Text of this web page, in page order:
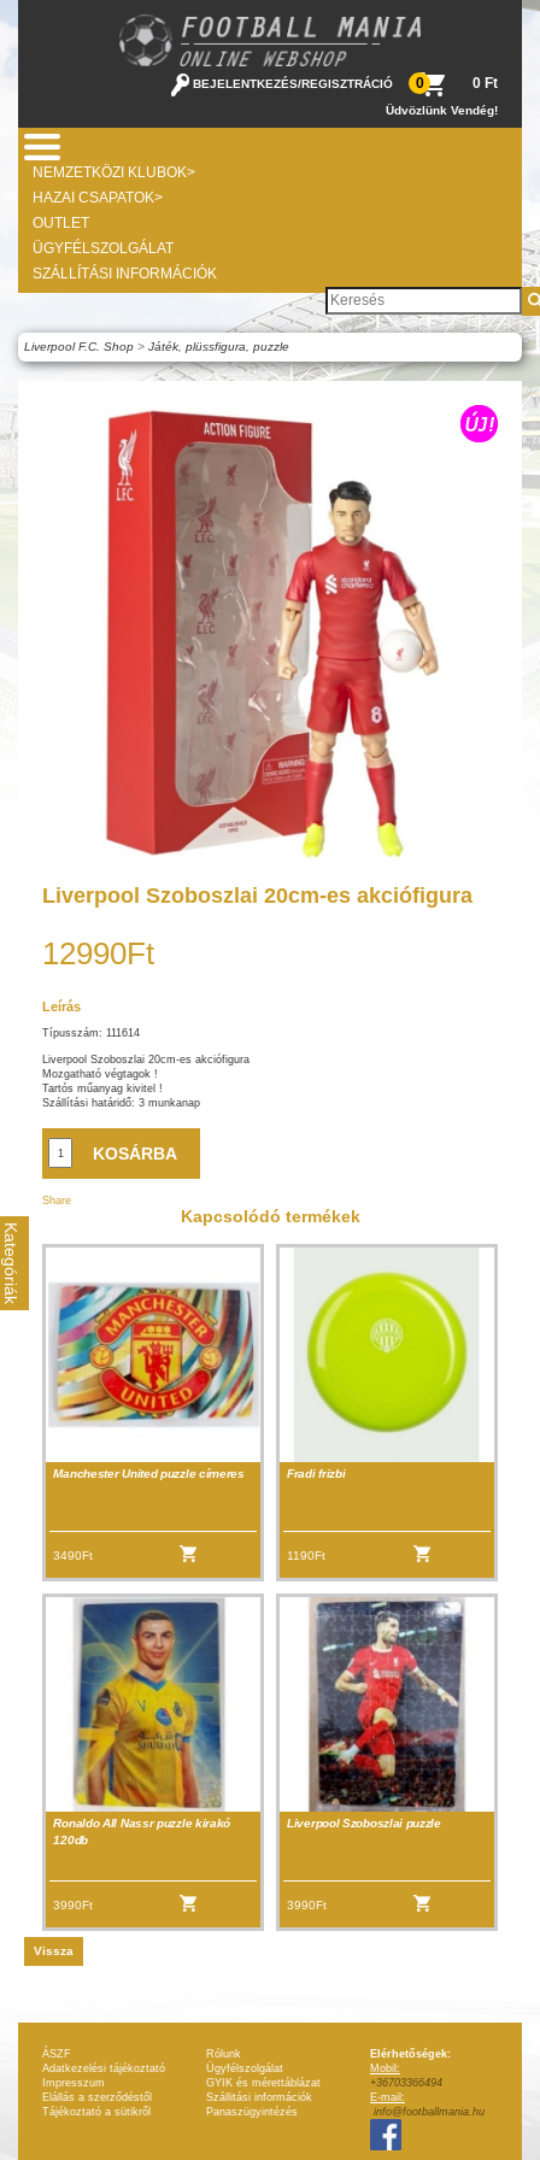
BEJELENTKEZÉS/REGISZTRÁCIÓ 0 0 Ft
Üdvözlünk Vendég!
NEMZETKÖZI KLUBOK>
HAZAI CSAPATOK>
OUTLET
ÜGYFÉLSZOLGÁLAT
SZÁLLÍTÁSI INFORMÁCIÓK
Kategóriák
Liverpool F.C. Shop > Játék, plüssfigura, puzzle
Liverpool Szoboszlai 20cm-es akciófigura
12990Ft
Leírás
Típusszám: 111614
Liverpool Szoboszlai 20cm-es akciófigura
Mozgatható végtagok !
Tartós műanyag kivitel !
Szállítási határidő: 3 munkanap
Share
Kapcsolódó termékek
Manchester United puzzle címeres
3490Ft
Fradi frizbi
1190Ft
Ronaldo All Nassr puzzle kirakó
120db
3990Ft
Liverpool Szoboszlai puzzle
3990Ft
Vissza
ÁSZF
Adatkezelési tájékoztató
Impresszum
Elállás a szerződéstől
Tájékoztató a sütikről
Rólunk
Ügyfélszolgálat
GYIK és mérettáblázat
Szállitási információk
Panaszügyintézés
Elérhetőségek:
Mobil:
+36703366494
E-mail:
info@footballmania.hu